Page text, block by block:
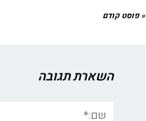
« פוסט קודם
השארת תגובה